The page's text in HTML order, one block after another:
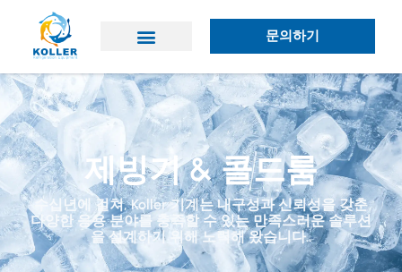
문의하기
제빙기 & 콜드룸
수십년에 걸쳐, Koller 기계는 내구성과 신뢰성을 갖춘
다양한 응용 분야를 충족할 수 있는 만족스러운 솔루션
을 설계하기 위해 노력해 왔습니다..